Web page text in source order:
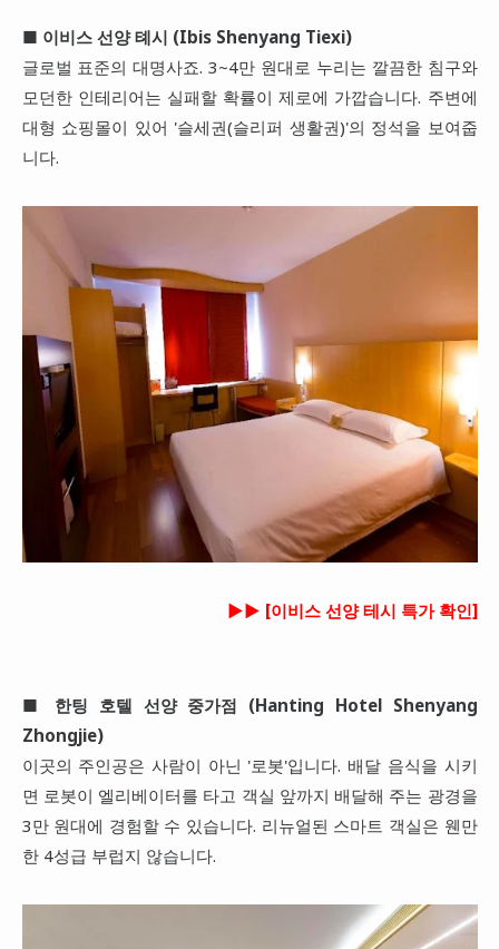
■ 이비스 선양 톄시 (Ibis Shenyang Tiexi)
글로벌 표준의 대명사죠. 3~4만 원대로 누리는 깔끔한 침구와
모던한 인테리어는 실패할 확률이 제로에 가깝습니다. 주변에
대형 쇼핑몰이 있어 '슬세권(슬리퍼 생활권)'의 정석을 보여줍
니다.
►► [이비스 선양 테시 특가 확인]
■ 한팅 호텔 선양 중가점 (Hanting Hotel Shenyang
Zhongjie)
이곳의 주인공은 사람이 아닌 '로봇'입니다. 배달 음식을 시키
면 로봇이 엘리베이터를 타고 객실 앞까지 배달해 주는 광경을
3만 원대에 경험할 수 있습니다. 리뉴얼된 스마트 객실은 웬만
한 4성급 부럽지 않습니다.